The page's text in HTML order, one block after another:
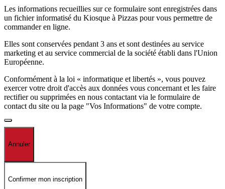
Les informations recueillies sur ce formulaire sont enregistrées dans
un fichier informatisé du Kiosque à Pizzas pour vous permettre de
commander en ligne.
Elles sont conservées pendant 3 ans et sont destinées au service
marketing et au service commercial de la société établi dans l'Union
Européenne.
Conformément à la loi « informatique et libertés », vous pouvez
exercer votre droit d'accès aux données vous concernant et les faire
rectifier ou supprimées en nous contactant via le formulaire de
contact du site ou la page "Vos Informations" de votre compte.
Annuler
Confirmer mon inscription